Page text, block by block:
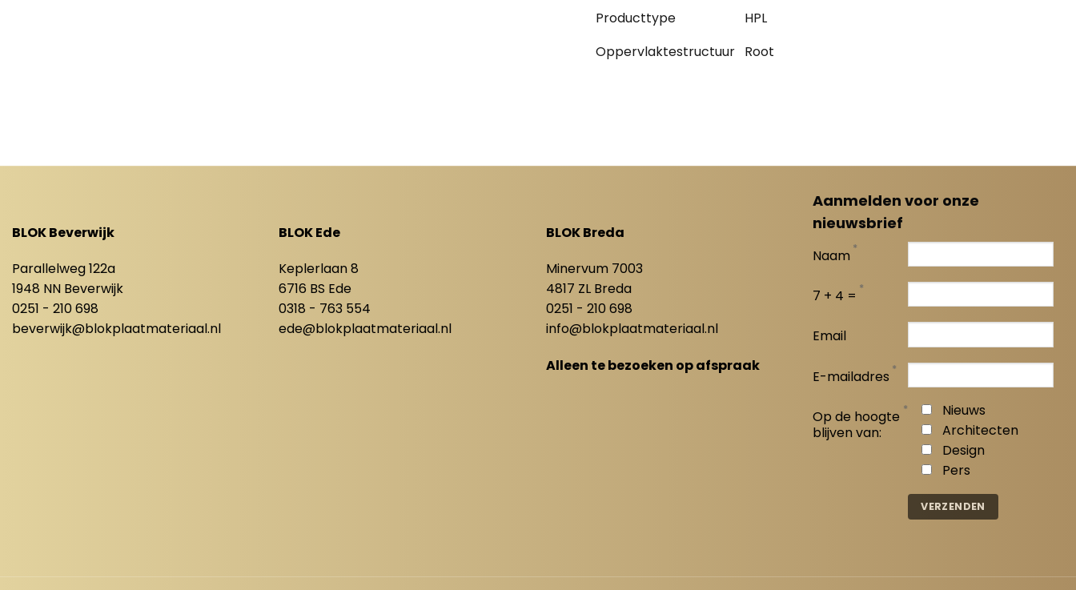
Producttype
HPL
Oppervlaktestructuur Root
BLOK Beverwijk
Parallelweg 122a
1948 NN Beverwijk
0251 - 210 698
beverwijk@blokplaatmateriaal.nl
BLOK Ede
Keplerlaan 8
6716 BS Ede
0318 - 763 554
ede@blokplaatmateriaal.nl
BLOK Breda
Minervum 7003
4817 ZL Breda
0251 - 210 698
info@blokplaatmateriaal.nl
Alleen te bezoeken op afspraak
Aanmelden voor onze
nieuwsbrief
Naam *
7 + 4 = *
Email
E-mailadres *
Op de hoogte
blijven van:
*
Nieuws
Architecten
Design
Pers